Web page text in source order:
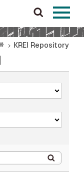
KREI Repository